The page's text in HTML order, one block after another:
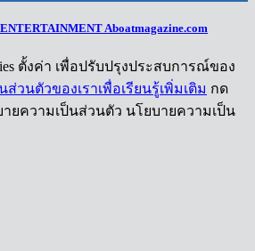
Aboatmagazine.com
ตั้งค่า เพื่อปรับปรุงประสบการณ์ของ
วนตัวของเราเพื่อเรียนรู้เพิ่มเติม กด
ยความเป็นส่วนตัว นโยบายความเป็น